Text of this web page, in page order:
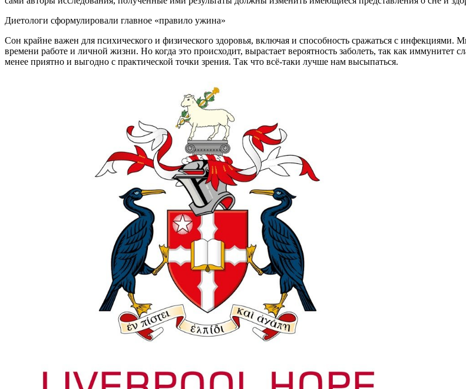
Диетологи сформулировали главное «правило ужина»
Сон крайне важен для психического и физического здоровья, включая и способность сражаться с инфекциями.
времени работе и личной жизни. Но когда это происходит, вырастает вероятность заболеть, так как иммунитет
менее приятно и выгодно с практической точки зрения. Так что всё-таки лучше нам высыпаться.